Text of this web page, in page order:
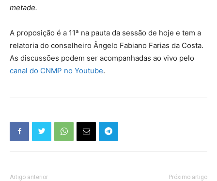
metade.
A proposição é a 11ª na pauta da sessão de hoje e tem a
relatoria do conselheiro Ângelo Fabiano Farias da Costa.
As discussões podem ser acompanhadas ao vivo pelo
canal do CNMP no Youtube.
Artigo anterior Próximo artigo